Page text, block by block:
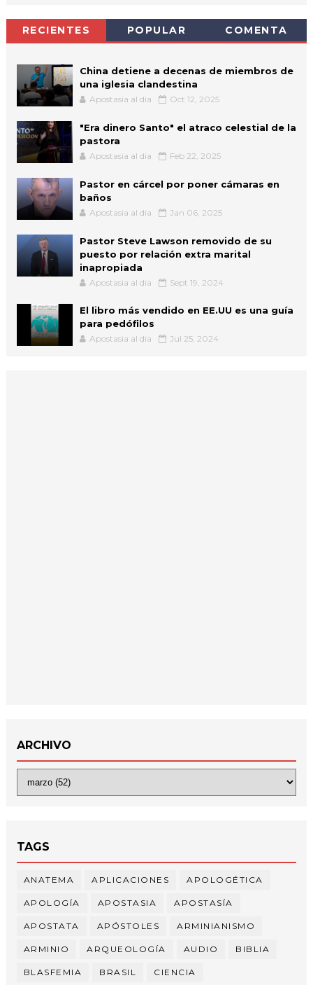
RECIENTES POPULAR COMENTA
China detiene a decenas de miembros de
una iglesia clandestina
Apostasia al dia Oct 12, 2025
"Era dinero Santo" el atraco celestial de la
pastora
Apostasia al dia Feb 22, 2025
Pastor en cárcel por poner cámaras en
baños
Apostasia al dia Jan 06, 2025
Pastor Steve Lawson removido de su
puesto por relación extra marital
inapropiada
Apostasia al dia Sept 19, 2024
El libro más vendido en EE.UU es una guía
para pedófilos
Apostasia al dia Jul 25, 2024
ARCHIVO
TAGS
ANATEMA APLICACIONES APOLOGÉTICA
APOLOGÍA APOSTASIA APOSTASÍA
APOSTATA APÓSTOLES ARMINIANISMO
ARMINIO ARQUEOLOGÍA AUDIO BIBLIA
BLASFEMIA BRASIL CIENCIA